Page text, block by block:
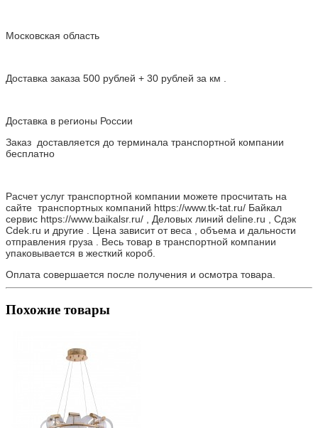
Московская область
Доставка заказа 500 рублей + 30 рублей за км .
Доставка в регионы России
Заказ доставляется до терминала транспортной компании
бесплатно
Расчет услуг транспортной компании можете просчитать на
сайте транспортных компаний https://www.tk-tat.ru/ Байкал
сервис https://www.baikalsr.ru/ , Деловых линий deline.ru , Сдэк
Cdek.ru и другие . Цена зависит от веса , объема и дальности
отправления груза . Весь товар в транспортной компании
упаковывается в жесткий короб.
Оплата совершается после получения и осмотра товара.
Похожие товары